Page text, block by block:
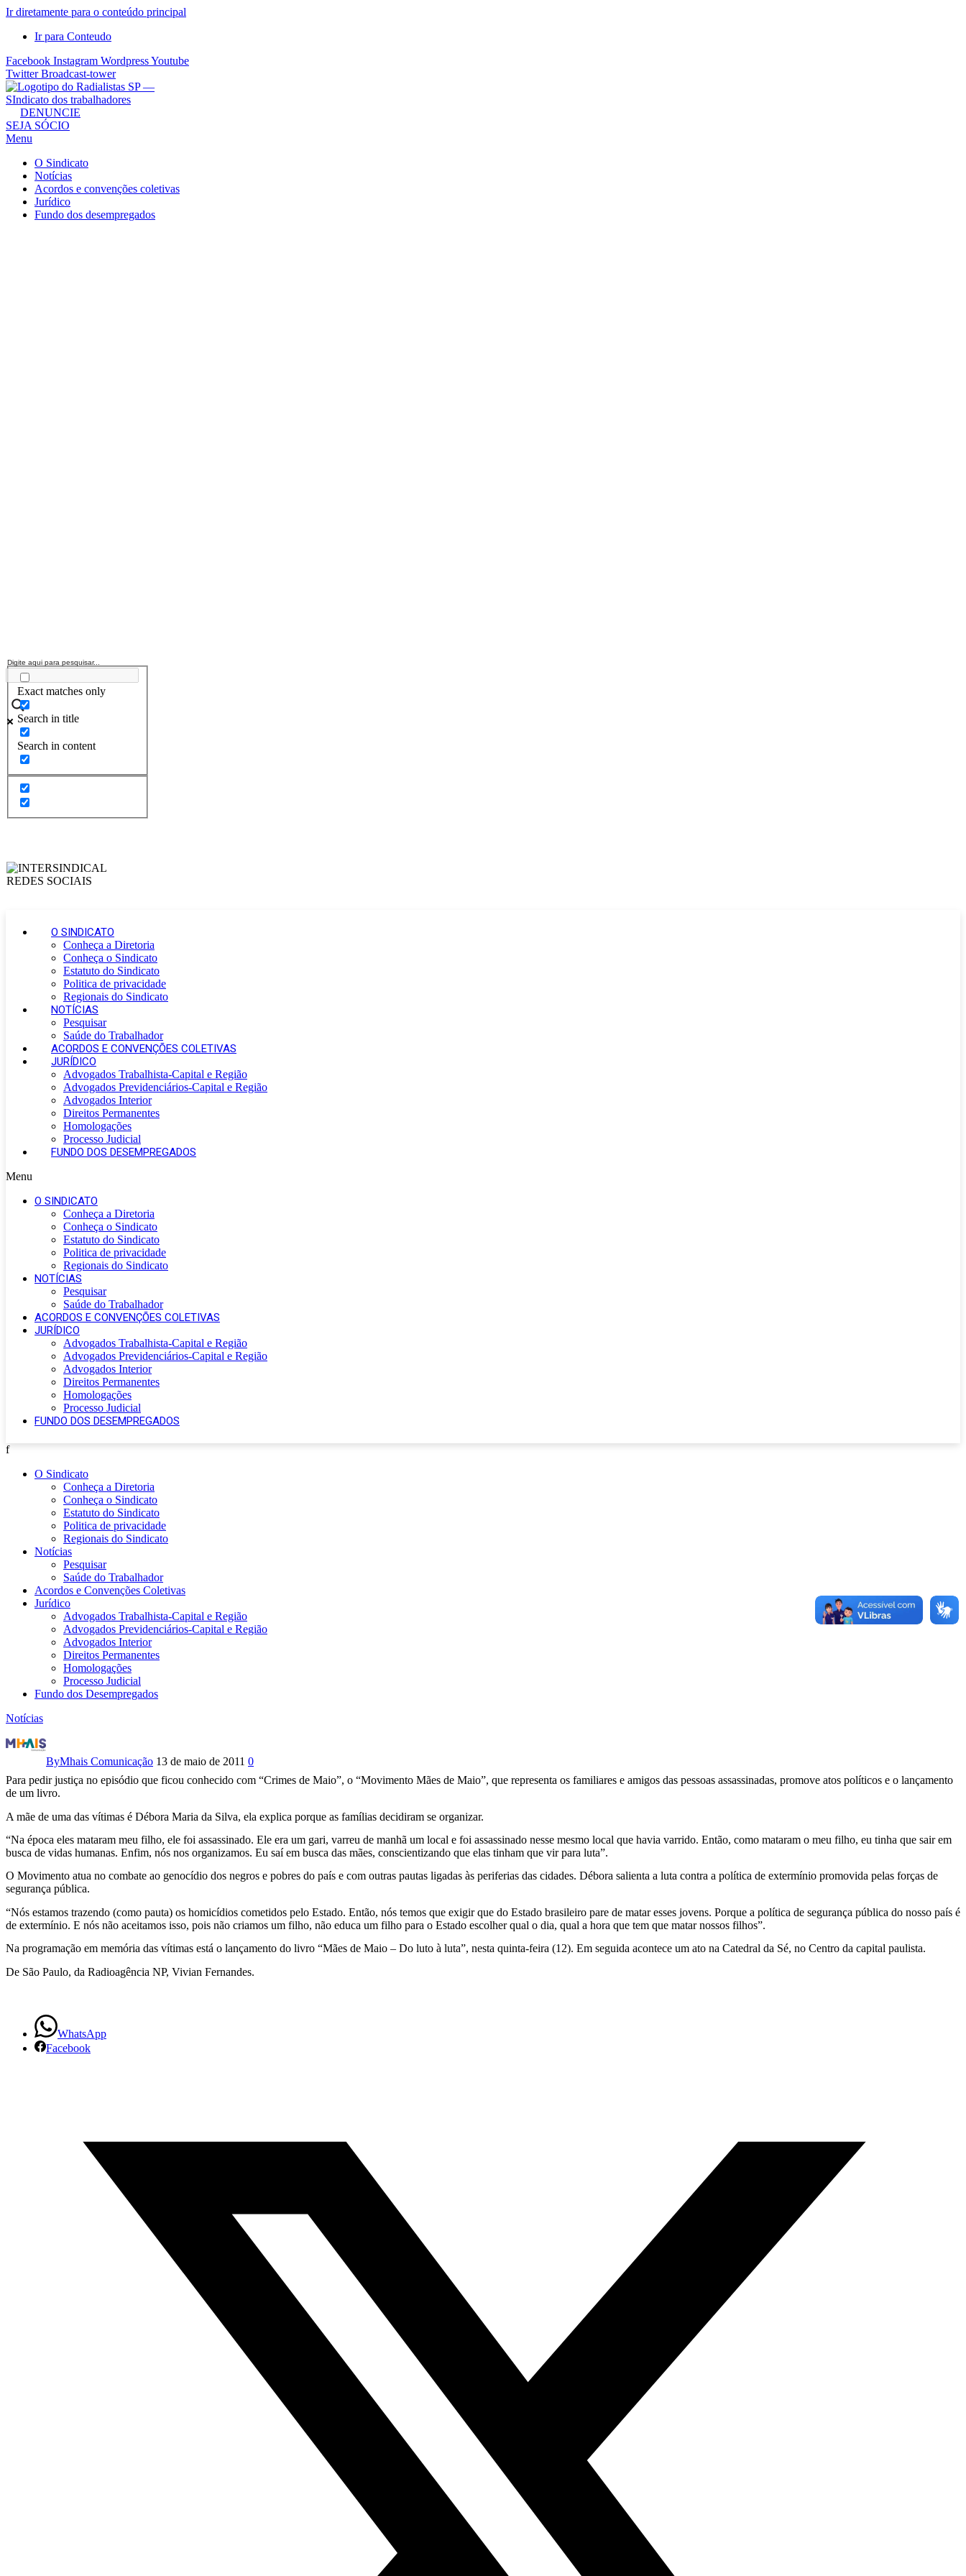
Ir diretamente para o conteúdo principal
Ir para Conteudo
Facebook Instagram WordpressYoutube
Twitter Broadcast-tower
Sindicato
dos
Radialistas
São
Paulo
Sindicato
DENUNCIE
SEJA SÓCIO
Menu
O Sindicato
Notícias
Acordos e convenções coletivas
Jurídico
Fundo dos desempregados
Exact matches only
Search in title
Search in content
O SINDICATO
Conheça a Diretoria
Conheça o Sindicato
Estatuto do Sindicato
Politica de privacidade
Regionais do Sindicato
NOTÍCIAS
Pesquisar
Saúde do Trabalhador
ACORDOS E CONVENÇÕES COLETIVAS
JURÍDICO
Advogados Trabalhista-Capital e Região
Advogados Previdenciários-Capital e Região
Advogados Interior
Direitos Permanentes
Homologações
Processo Judicial
FUNDO DOS DESEMPREGADOS
Menu
O SINDICATO
Conheça a Diretoria
Conheça o Sindicato
Estatuto do Sindicato
Politica de privacidade
Regionais do Sindicato
NOTÍCIAS
Pesquisar
Saúde do Trabalhador
ACORDOS E CONVENÇÕES COLETIVAS
JURÍDICO
Advogados Trabalhista-Capital e Região
Advogados Previdenciários-Capital e Região
Advogados Interior
Direitos Permanentes
Homologações
Processo Judicial
FUNDO DOS DESEMPREGADOS
f
O Sindicato
Conheça a Diretoria
Conheça o Sindicato
Estatuto do Sindicato
Politica de privacidade
Regionais do Sindicato
Notícias
Pesquisar
Saúde do Trabalhador
Acordos e Convenções Coletivas
Jurídico
Advogados Trabalhista-Capital e Região
Advogados Previdenciários-Capital e Região
Advogados Interior
Direitos Permanentes
Homologações
Processo Judicial
Fundo dos Desempregados
Notícias
Não
criamos
um
filho
para
o
Estado
escolher
qual
dia
lo,
protestam
ByMhais Comunicação 13 de maio de 2011 0
Para pedir justiça no episódio que ficou conhecido com “Crimes de Maio”, o “Movimento Mães de Maio”, que representa os familiares e amigos das pessoas assassinadas, promove atos políticos e o lançamento
de um livro.
A mãe de uma das vítimas é Débora Maria da Silva, ela explica porque as famílias decidiram se organizar.
“Na época eles mataram meu filho, ele foi assassinado. Ele era um gari, varreu de manhã um local e foi assassinado nesse mesmo local que havia varrido. Então, como mataram o meu filho, eu tinha que sair em
busca de vidas humanas. Enfim, nós nos organizamos. Eu saí em busca das mães, conscientizando que elas tinham que vir para luta”.
O Movimento atua no combate ao genocídio dos negros e pobres do país e com outras pautas ligadas às periferias das cidades. Débora salienta a luta contra a política de extermínio promovida pelas forças de
segurança pública.
“Nós estamos trazendo (como pauta) os homicídios cometidos pelo Estado. Então, nós temos que exigir que do Estado brasileiro pare de matar esses jovens. Porque a política de segurança pública do nosso país é
de extermínio. E nós não aceitamos isso, pois não criamos um filho, não educa um filho para o Estado escolher qual o dia, qual a hora que tem que matar nossos filhos”.
Na programação em memória das vítimas está o lançamento do livro “Mães de Maio – Do luto à luta”, nesta quinta-feira (12). Em seguida acontece um ato na Catedral da Sé, no Centro da capital paulista.
De São Paulo, da Radioagência NP, Vivian Fernandes.
WhatsApp
Facebook